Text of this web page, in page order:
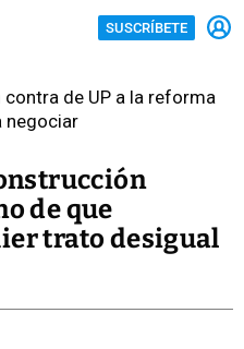
SUSCRÍBETE
de UP a la reforma
negociar
de que
trato desigual